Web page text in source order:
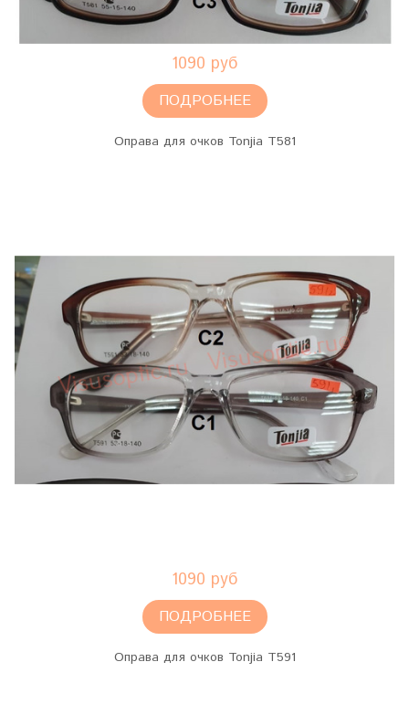
1090 руб
ПОДРОБНЕЕ
Оправа для очков Tonjia T581
1090 руб
ПОДРОБНЕЕ
Оправа для очков Tonjia T591